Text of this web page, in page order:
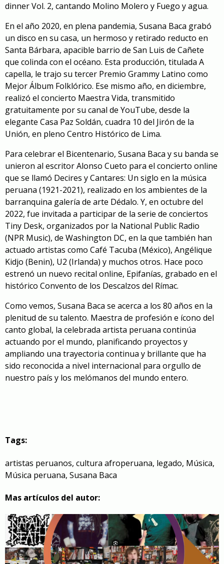
dinner Vol. 2, cantando Molino Molero y Fuego y agua.
En el año 2020, en plena pandemia, Susana Baca grabó
un disco en su casa, un hermoso y retirado reducto en
Santa Bárbara, apacible barrio de San Luis de Cañete
que colinda con el océano. Esta producción, titulada A
capella, le trajo su tercer Premio Grammy Latino como
Mejor Álbum Folklórico. Ese mismo año, en diciembre,
realizó el concierto Maestra Vida, transmitido
gratuitamente por su canal de YouTube, desde la
elegante Casa Paz Soldán, cuadra 10 del Jirón de la
Unión, en pleno Centro Histórico de Lima.
Para celebrar el Bicentenario, Susana Baca y su banda se
unieron al escritor Alonso Cueto para el concierto online
que se llamó Decires y Cantares: Un siglo en la música
peruana (1921-2021), realizado en los ambientes de la
barranquina galería de arte Dédalo. Y, en octubre del
2022, fue invitada a participar de la serie de conciertos
Tiny Desk, organizados por la National Public Radio
(NPR Music), de Washington DC, en la que también han
actuado artistas como Café Tacuba (México), Angélique
Kidjo (Benin), U2 (Irlanda) y muchos otros. Hace poco
estrenó un nuevo recital online, Epifanías, grabado en el
histórico Convento de los Descalzos del Rímac.
Como vemos, Susana Baca se acerca a los 80 años en la
plenitud de su talento. Maestra de profesión e ícono del
canto global, la celebrada artista peruana continúa
actuando por el mundo, planificando proyectos y
ampliando una trayectoria continua y brillante que ha
sido reconocida a nivel internacional para orgullo de
nuestro país y los melómanos del mundo entero.
Tags:
artistas peruanos, cultura afroperuana, legado, Música,
Música peruana, Susana Baca
Mas artículos del autor: